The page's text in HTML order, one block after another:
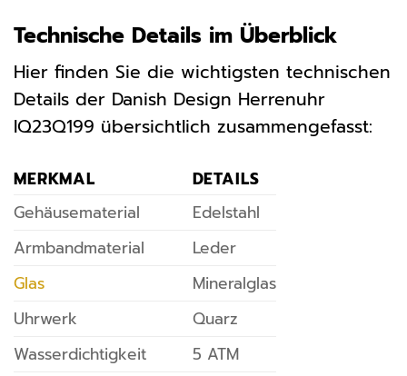
Technische Details im Überblick
Hier finden Sie die wichtigsten technischen
Details der Danish Design Herrenuhr
IQ23Q199 übersichtlich zusammengefasst:
MERKMAL
DETAILS
Gehäusematerial
Edelstahl
Armbandmaterial
Leder
Glas
Mineralglas
Uhrwerk
Quarz
Wasserdichtigkeit
5 ATM